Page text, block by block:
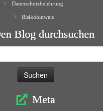
Datenschutzbelehrung
Risikohinweis
Blog durchsuchen
Meta